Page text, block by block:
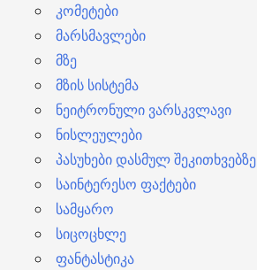
კომეტები
მარსმავლები
მზე
მზის სისტემა
ნეიტრონული ვარსკვლავი
ნისლეულები
პასუხები დასმულ შეკითხვებზე
საინტერესო ფაქტები
სამყარო
სიცოცხლე
ფანტასტიკა